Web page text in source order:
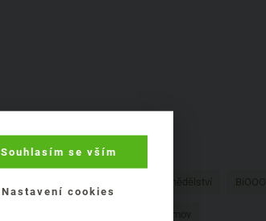
Biodynamické zemědělství BiOOO
Domov
Souhlasím se vším
Nastavení cookies